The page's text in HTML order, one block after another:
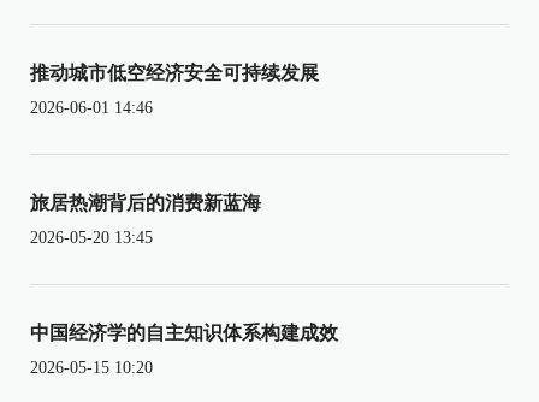
推动城市低空经济安全可持续发展
2026-06-01 14:46
旅居热潮背后的消费新蓝海
2026-05-20 13:45
中国经济学的自主知识体系构建成效
2026-05-15 10:20